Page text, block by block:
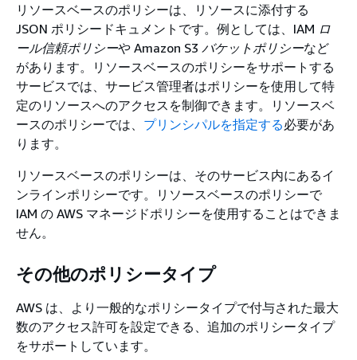
リソースベースのポリシーは、リソースに添付する
JSON ポリシードキュメントです。例としては、IAM ロ
ール信頼ポリシーや Amazon S3 バケットポリシーなど
があります。リソースベースのポリシーをサポートする
サービスでは、サービス管理者はポリシーを使用して特
定のリソースへのアクセスを制御できます。リソースベ
ースのポリシーでは、 プリンシパルを指定する必要があ
ります。
リソースベースのポリシーは、そのサービス内にあるイ
ンラインポリシーです。リソースベースのポリシーで
IAM の AWS マネージドポリシーを使用することはできま
せん。
その他のポリシータイプ
AWS は、より一般的なポリシータイプで付与された最大
数のアクセス許可を設定できる、追加のポリシータイプ
をサポートしています。